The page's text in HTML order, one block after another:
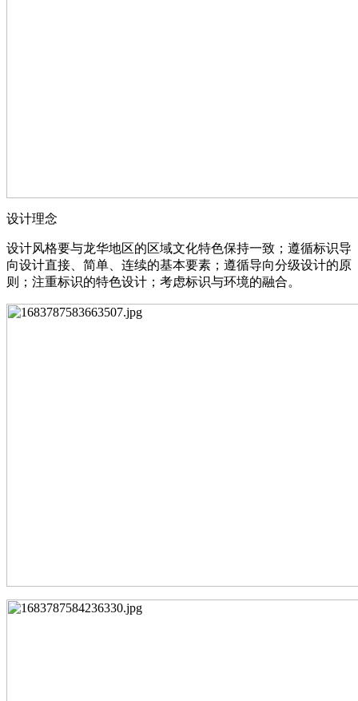
设计理念
设计风格要与龙华地区的区域文化特色保持一致；遵循标识导
向设计直接、简单、连续的基本要素；遵循导向分级设计的原
则；注重标识的特色设计；考虑标识与环境的融合。